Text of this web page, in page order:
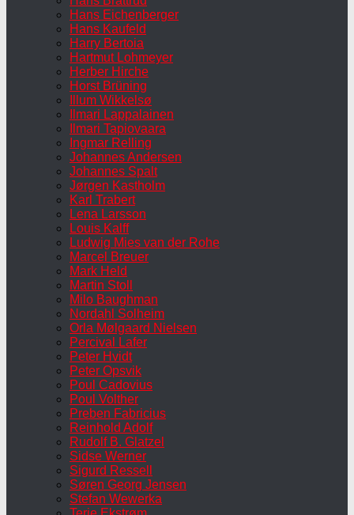
Hans Eichenberger
Hans Kaufeld
Harry Bertoia
Hartmut Lohmeyer
Herber Hirche
Horst Brüning
Illum Wikkelsø
Ilmari Lappalainen
Ilmari Tapiovaara
Ingmar Relling
Johannes Andersen
Johannes Spalt
Jørgen Kastholm
Karl Trabert
Lena Larsson
Louis Kalff
Ludwig Mies van der Rohe
Marcel Breuer
Mark Held
Martin Stoll
Milo Baughman
Nordahl Solheim
Orla Mølgaard Nielsen
Percival Lafer
Peter Hvidt
Peter Opsvik
Poul Cadovius
Poul Volther
Preben Fabricius
Reinhold Adolf
Rudolf B. Glatzel
Sidse Werner
Sigurd Ressell
Søren Georg Jensen
Stefan Wewerka